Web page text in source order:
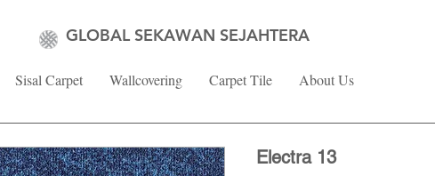
GLOBAL SEKAWAN SEJAHTERA
Sisal Carpet Wallcovering Carpet Tile About Us
Electra 13